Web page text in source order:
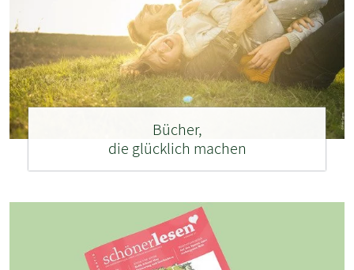
Bücher,
die glücklich machen